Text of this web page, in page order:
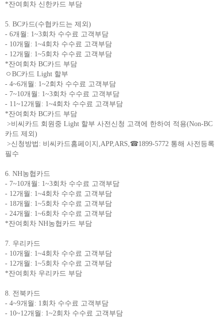
*잔여회차 신한카드 부담
5. BC카드(수협카드는 제외)
- 6개월: 1~3회차 수수료 고객부담
- 10개월: 1~4회차 수수료 고객부담
- 12개월: 1~5회차 수수료 고객부담
*잔여회차 BC카드 부담
ㅇBC카드 Light 할부
- 4~6개월: 1~2회차 수수료 고객부담
- 7~10개월: 1~3회차 수수료 고객부담
- 11~12개월: 1~4회차 수수료 고객부담
*잔여회차 BC카드 부담
>비씨카드 회원중 Light 할부 사전신청 고객에 한하여 적용(Non-BC
카드 제외)
>신청방법: 비씨카드홈페이지,APP,ARS,☎1899-5772 통해 사전등록
필수
6. NH농협카드
- 7~10개월: 1~3회차 수수료 고객부담
- 12개월: 1~4회차 수수료 고객부담
- 18개월: 1~5회차 수수료 고객부담
- 24개월: 1~6회차 수수료 고객부담
*잔여회차 NH농협카드 부담
7. 우리카드
- 10개월: 1~4회차 수수료 고객부담
- 12개월: 1~5회차 수수료 고객부담
*잔여회차 우리카드 부담
8. 전북카드
- 4~9개월: 1회차 수수료 고객부담
- 10~12개월: 1~2회차 수수료 고객부담